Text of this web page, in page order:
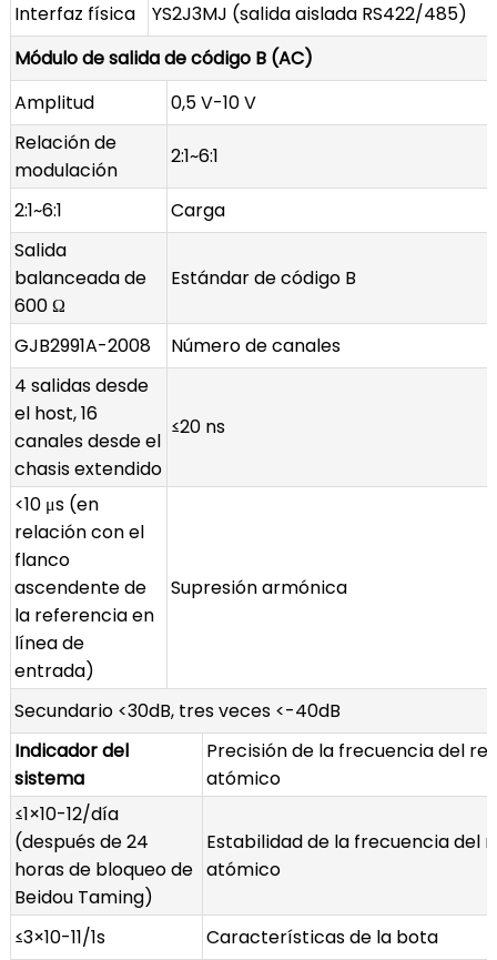
Interfaz física
YS2J3MJ (salida aislada RS422/485)
Módulo de salida de código B (AC)
Amplitud
0,5 V-10 V
Relación de
modulación
2:1~6:1
2:1~6:1
Carga
Salida
balanceada de
600 Ω
Estándar de código B
GJB2991A-2008
Número de canales
4 salidas desde
el host, 16
canales desde el
chasis extendido
≤20 ns
<10 μs (en
relación con el
flanco
ascendente de
la referencia en
línea de
entrada)
Supresión armónica
Secundario <30dB, tres veces <-40dB
Indicador del
sistema
Precisión de la frecuencia del
atómico
≤1×10-12/día
(después de 24
horas de bloqueo de
Beidou Taming)
Estabilidad de la frecuencia del
atómico
≤3×10-11/1s
Características de la bota